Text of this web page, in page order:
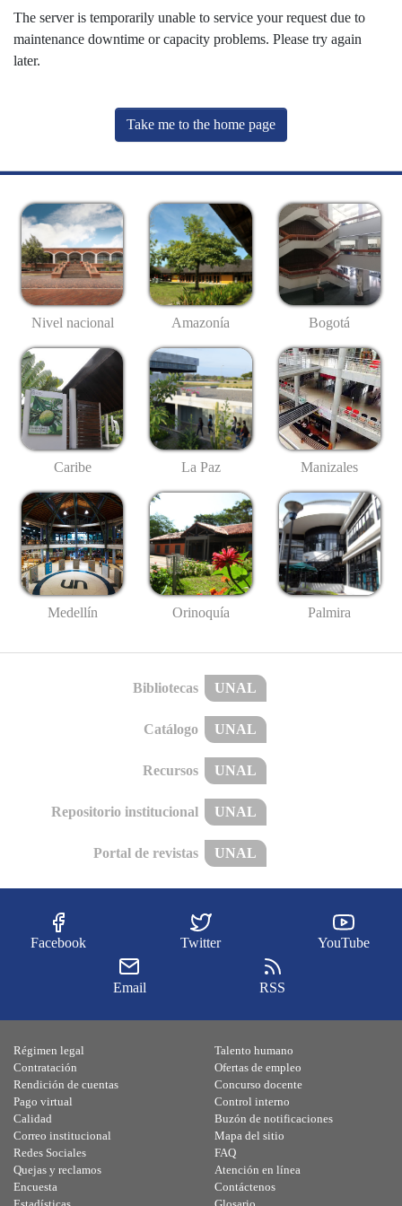
The server is temporarily unable to service your request due to
maintenance downtime or capacity problems. Please try again
later.
Take me to the home page
Nivel nacional Amazonía Bogotá
Caribe La Paz Manizales
Medellín Orinoquía Palmira
Bibliotecas UNAL
Catálogo UNAL
Recursos UNAL
Repositorio institucional UNAL
Portal de revistas UNAL
Facebook Twitter YouTube
Email RSS
Régimen legal
Contratación
Rendición de cuentas
Pago virtual
Calidad
Talento humano
Ofertas de empleo
Concurso docente
Control interno
Buzón de notificaciones
Correo institucional
Redes Sociales
Quejas y reclamos
Encuesta
Mapa del sitio
FAQ
Atención en línea
Contáctenos